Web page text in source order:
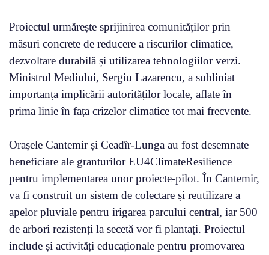
Proiectul urmărește sprijinirea comunităților prin
măsuri concrete de reducere a riscurilor climatice,
dezvoltare durabilă și utilizarea tehnologiilor verzi.
Ministrul Mediului, Sergiu Lazarencu, a subliniat
importanța implicării autorităților locale, aflate în
prima linie în fața crizelor climatice tot mai frecvente.
Orașele Cantemir și Ceadîr-Lunga au fost desemnate
beneficiare ale granturilor EU4ClimateResilience
pentru implementarea unor proiecte-pilot. În Cantemir,
va fi construit un sistem de colectare și reutilizare a
apelor pluviale pentru irigarea parcului central, iar 500
de arbori rezistenți la secetă vor fi plantați. Proiectul
include și activități educaționale pentru promovarea